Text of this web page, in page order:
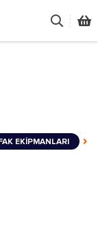
EKİPMANLARI